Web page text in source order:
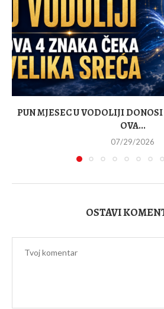
PUN MJESEC U VODOLIJI
OVA...
07/29/2026
OSTAVI